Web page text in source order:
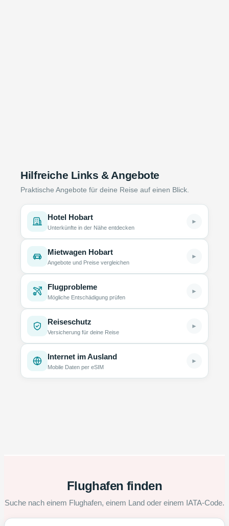
Hilfreiche Links & Angebote
Praktische Angebote für deine Reise auf einen Blick.
Hotel Hobart
Unterkünfte in der Nähe entdecken
►
Mietwagen Hobart
Angebote und Preise vergleichen
►
Flugprobleme
Mögliche Entschädigung prüfen
►
Reiseschutz
Versicherung für deine Reise
►
Internet im Ausland
Mobile Daten per eSIM
►
Flughafen finden
Suche nach einem Flughafen, einem Land oder einem IATA-Code.